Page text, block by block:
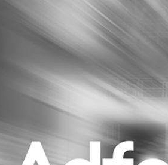
Influencer marketing
Interne communicatie